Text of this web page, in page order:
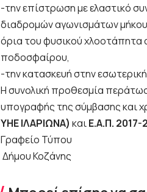
-την επίστρωση με ελαστικό
διαδρομών αγωνισμάτων
όρια του φυσικού χλοοτάπητα
ποδοσφαίρου,
-την κατασκευή στην
Η συνολική προθεσμία
υπογραφής της σύμβασης και
ΥΗΕ ΙΛΑΡΙΩΝΑ) καιΕ.Α.Π. 2017-
Γραφείο Τύπου
Δήμου Κοζάνης